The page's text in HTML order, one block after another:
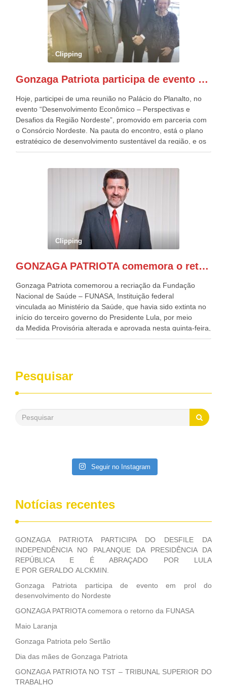
quatro décadas, como Patriota até no nome, participo
anualmente dos desfiles de Sete de Setembro, na
Esplanada dos Ministérios, em Brasília. Este ano, o governo
preparou espaços com cadeiras e coberturas, para 30.000
pessoas, só que o número de Patriotas Brasileiros
Independentes, dobrou na Esplanada. Eu, Lula e os
Patriota.
Clipping
Gonzaga Patriota participa de evento em prol do desenvolvimento do Nordeste
Hoje, participei de uma reunião no Palácio do Planalto, no
evento “Desenvolvimento Econômico – Perspectivas e
Desafios da Região Nordeste”, promovido em parceria com
o Consórcio Nordeste. Na pauta do encontro, está o plano
estratégico de desenvolvimento sustentável da região, e os
desafios para a elaboração de políticas públicas, que
evento contou com a presença do Vice-presidente Geraldo
Alckmin, que também ocupa o Ministério do
Desenvolvimento, Indústria, Comércio e Serviços, o ex
governador de Pernambuco, agora Presidente do Banco do
Nordeste, Paulo Câmara, o ex Deputado Federal, e
atualmente Superintendente da SUDENE, Danilo Cabral, da
Governadora de Pernambuco, Raquel Lyra, os ministros da
Casa Civil, Rui Costa, e da Integração e do Desenvolvimento
de todo Nordeste que também ajudam a fomentar o
Clipping
GONZAGA PATRIOTA comemora o retorno da FUNASA
Gonzaga Patriota comemorou a recriação da Fundação
Nacional de Saúde – FUNASA, Instituição federal
vinculada ao Ministério da Saúde, que havia sido extinta no
início do terceiro governo do Presidente Lula, por meio
da Medida Provisória alterada e aprovada nesta quinta-feira,
pelo Congresso Nacional. Gonzaga Patriota disse hoje em
desenvolvimento dos seus municípios e, somente o ano
passado, essa Fundação distribuiu mais de três bilhões de
reais, com suas maravilhosas ações, dentre alas, mais de
saneamento básico, em pequenas comunidades rurais.
Patriota disse ainda que, mesmo sem mandato,
Pesquisar
Seguir no Instagram
Notícias recentes
GONZAGA PATRIOTA PARTICIPA DO DESFILE DA
INDEPENDÊNCIA NO PALANQUE DA PRESIDÊNCIA DA
REPÚBLICA E É ABRAÇADO POR LULA
E POR GERALDO ALCKMIN.
Gonzaga Patriota participa de evento em prol do
desenvolvimento do Nordeste
GONZAGA PATRIOTA comemora o retorno da FUNASA
Maio Laranja
Gonzaga Patriota pelo Sertão
Dia das mães de Gonzaga Patriota
GONZAGA PATRIOTA NO TST – TRIBUNAL SUPERIOR DO
TRABALHO